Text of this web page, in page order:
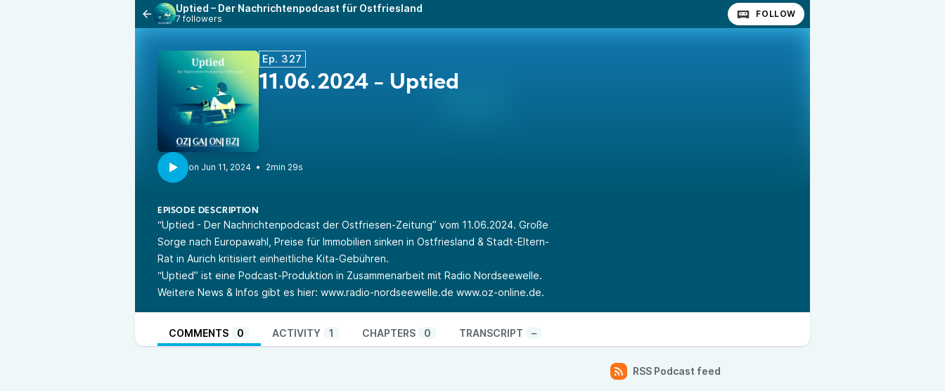
Uptied – Der Nachrichtenpodcast für Ostfriesland
7 followers FOLLOW
Ep. 327
11.06.2024 - Uptied
• 2min 29s
EPISODE DESCRIPTION
“Uptied - Der Nachrichtenpodcast der Ostfriesen-Zeitung” vom 11.06.2024. Große
Sorge nach Europawahl, Preise für Immobilien sinken in Ostfriesland & Stadt-Eltern-
Rat in Aurich kritisiert einheitliche Kita-Gebühren.
“Uptied” ist eine Podcast-Produktion in Zusammenarbeit mit Radio Nordseewelle.
Weitere News & Infos gibt es hier: www.radio-nordseewelle.de www.oz-online.de.
COMMENTS 0 ACTIVITY 1 CHAPTERS 0 TRANSCRIPT –
RSS Podcast feed